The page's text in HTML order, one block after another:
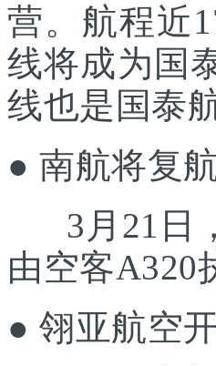
营。航程近
线将成为国
线也是国泰
● 南航将复
3月21日
由空客A320
● 翎亚航空